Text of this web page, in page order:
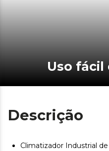
Uso
Descrição
Climatizador Industrial